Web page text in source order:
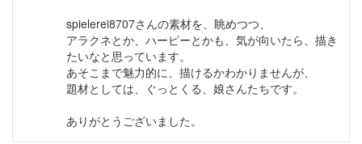
spielerei8707さんの素材を、眺めつつ、
アラクネとか、ハーピーとかも、気が向いたら、描き
たいなと思っています。
あそこまで魅力的に、描けるかわかりませんが、
題材としては、ぐっとくる、娘さんたちです。
ありがとうございました。